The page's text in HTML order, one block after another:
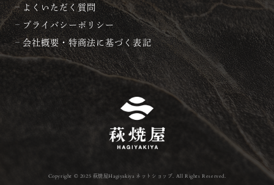
よくいただく質問
プライバシーポリシー
会社概要・特商法に基づく表記
Copyright © 2025 萩焼屋Hagiyakiya ネットショップ. All Rights Reserved.